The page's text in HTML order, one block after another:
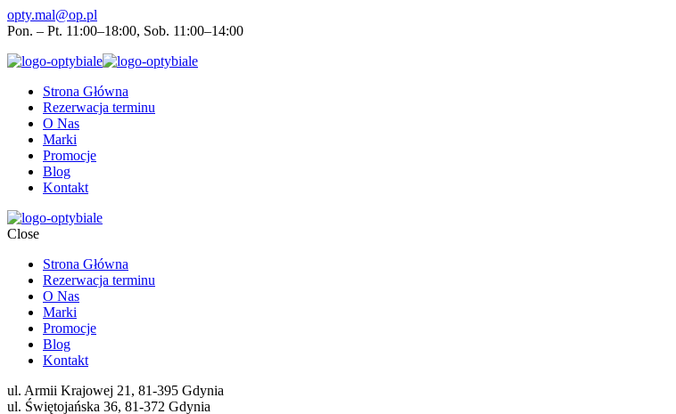
opty.mal@op.pl
Pon. – Pt. 11:00–18:00, Sob. 11:00–14:00
Strona Główna
Rezerwacja terminu
O Nas
Marki
Promocje
Blog
Kontakt
Close
Strona Główna
Rezerwacja terminu
O Nas
Marki
Promocje
Blog
Kontakt
ul. Armii Krajowej 21, 81-395 Gdynia
ul. Świętojańska 36, 81-372 Gdynia